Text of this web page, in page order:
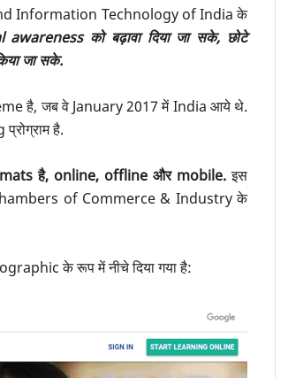
Information Technology of India के
को बढ़ावा दिया जा सके, छोटे
जा सके.
है, जब वे January 2017 में India आये थे.
है.
है, online, offline और mobile. इस
of Commerce & Industry के
के रूप में नीचे दिया गया है: